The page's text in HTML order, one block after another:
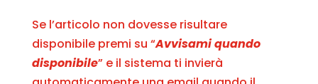
Se l’articolo non dovesse risultare
disponibile premi su “Avvisami quando
disponibile” e il sistema ti invierà